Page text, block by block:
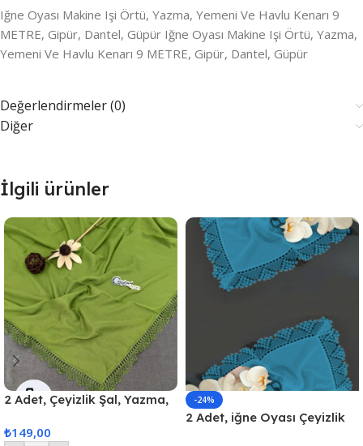
Iğne Oyası Makine Işi Örtü, Yazma, Yemeni Ve Havlu Kenarı 9
METRE, Gipür, Dantel, Güpür Iğne Oyası Makine Işi Örtü, Yazma,
Yemeni Ve Havlu Kenarı 9 METRE, Gipür, Dantel, Güpür
Değerlendirmeler (0)
Diğer
İlgili ürünler
2 Adet, Çeyizlik Şal, Yazma,
Yazma 2 Adet 100x100cm –
₺149,00
-24%
2 Adet, iğne Oyası Çeyizlik